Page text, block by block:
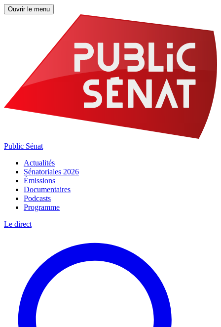
Ouvrir le menu
Public Sénat
Actualités
Sénatoriales 2026
Émissions
Documentaires
Podcasts
Programme
Le direct